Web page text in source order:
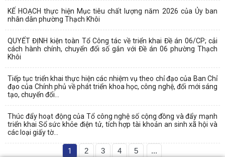
KẾ HOẠCH thực hiện Mục tiêu chất lượng năm 2026 của Ủy ban
nhân dân phường Thạch Khôi
QUYẾT ĐỊNH kiện toàn Tổ Công tác về triển khai Đề án 06/CP; cải
cách hành chính, chuyển đổi số gắn với Đề án 06 phường Thạch
Khôi
Tiếp tục triển khai thực hiện các nhiệm vụ theo chỉ đạo của Ban Chỉ
đạo của Chính phủ về phát triển khoa học, công nghệ, đổi mới sáng
tạo, chuyển đổi...
Thúc đẩy hoạt động của Tổ công nghệ số cộng đồng và đẩy mạnh
triển khai Sổ sức khỏe điện tử, tích hợp tài khoản an sinh xã hội và
các loại giấy tờ...
1 2 3 4 5 ...